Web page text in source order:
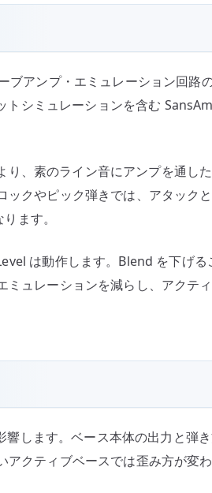
アンプ・エミュレーション回路
シミュレーションを含む
、素のライン音にアンプを通し
クやピック弾きでは、アタック
ます。
は動作します。Blend を下げる
ュレーションを減らし、アクテ
します。ベース本体の出力と弾
クティブベースでは歪み方が変わ